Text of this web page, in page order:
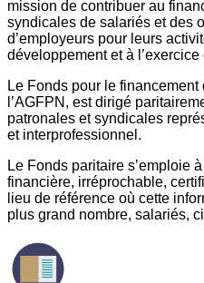
mission de contribuer au
syndicales de salariés et des
d’employeurs pour leurs
développement et à
Le Fonds pour le
l’AGFPN, est dirigé
patronales et syndicales
et interprofessionnel.
Le Fonds paritaire s’emploie
financière, irréprochable,
lieu de référence où cette
plus grand nombre, salariés,